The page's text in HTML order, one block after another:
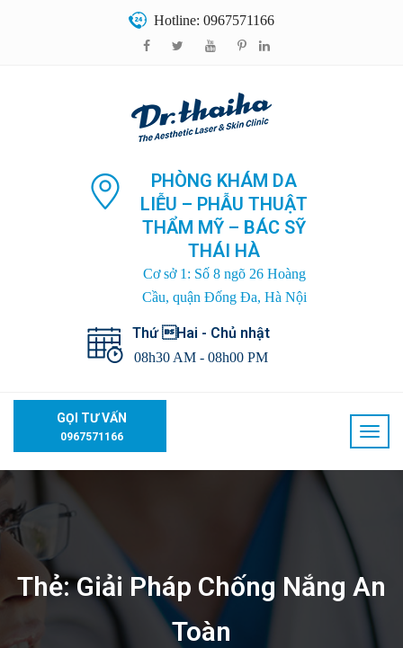
Hotline: 0967571166
PHÒNG KHÁM DA
LIỄU – PHẪU THUẬT
THẨM MỸ – BÁC SỸ
THÁI HÀ
Cơ sở 1: Số 8 ngõ 26 Hoàng
Cầu, quận Đống Đa, Hà Nội
Thứ Hai - Chủ nhật
08h30 AM - 08h00 PM
GỌI TƯ VẤN
0967571166
Thẻ:Giải Pháp Chống Nắng An
Toàn